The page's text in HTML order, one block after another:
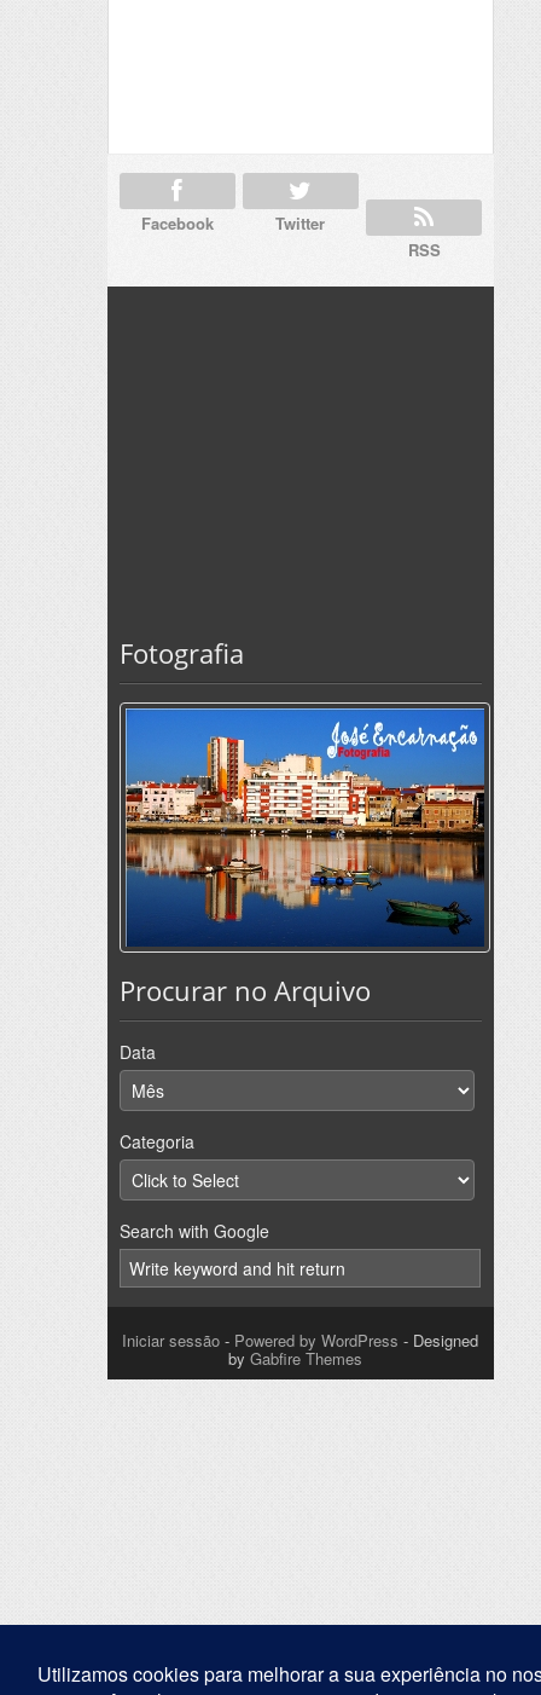
Facebook
Twitter
RSS
Fotografia
Procurar no Arquivo
Data
Categoria
Search with Google
Iniciar sessão - Powered by WordPress - Designed
by Gabfire Themes